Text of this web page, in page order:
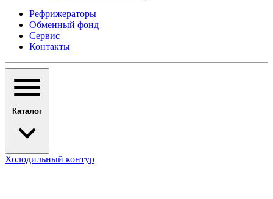
Рефрижераторы
Обменный фонд
Сервис
Контакты
Каталог
Холодильный контур